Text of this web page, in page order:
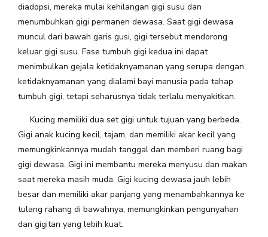
diadopsi, mereka mulai kehilangan gigi susu dan
menumbuhkan gigi permanen dewasa. Saat gigi dewasa
muncul dari bawah garis gusi, gigi tersebut mendorong
keluar gigi susu. Fase tumbuh gigi kedua ini dapat
menimbulkan gejala ketidaknyamanan yang serupa dengan
ketidaknyamanan yang dialami bayi manusia pada tahap
tumbuh gigi, tetapi seharusnya tidak terlalu menyakitkan.
Kucing memiliki dua set gigi untuk tujuan yang berbeda.
Gigi anak kucing kecil, tajam, dan memiliki akar kecil yang
memungkinkannya mudah tanggal dan memberi ruang bagi
gigi dewasa. Gigi ini membantu mereka menyusu dan makan
saat mereka masih muda. Gigi kucing dewasa jauh lebih
besar dan memiliki akar panjang yang menambahkannya ke
tulang rahang di bawahnya, memungkinkan pengunyahan
dan gigitan yang lebih kuat.